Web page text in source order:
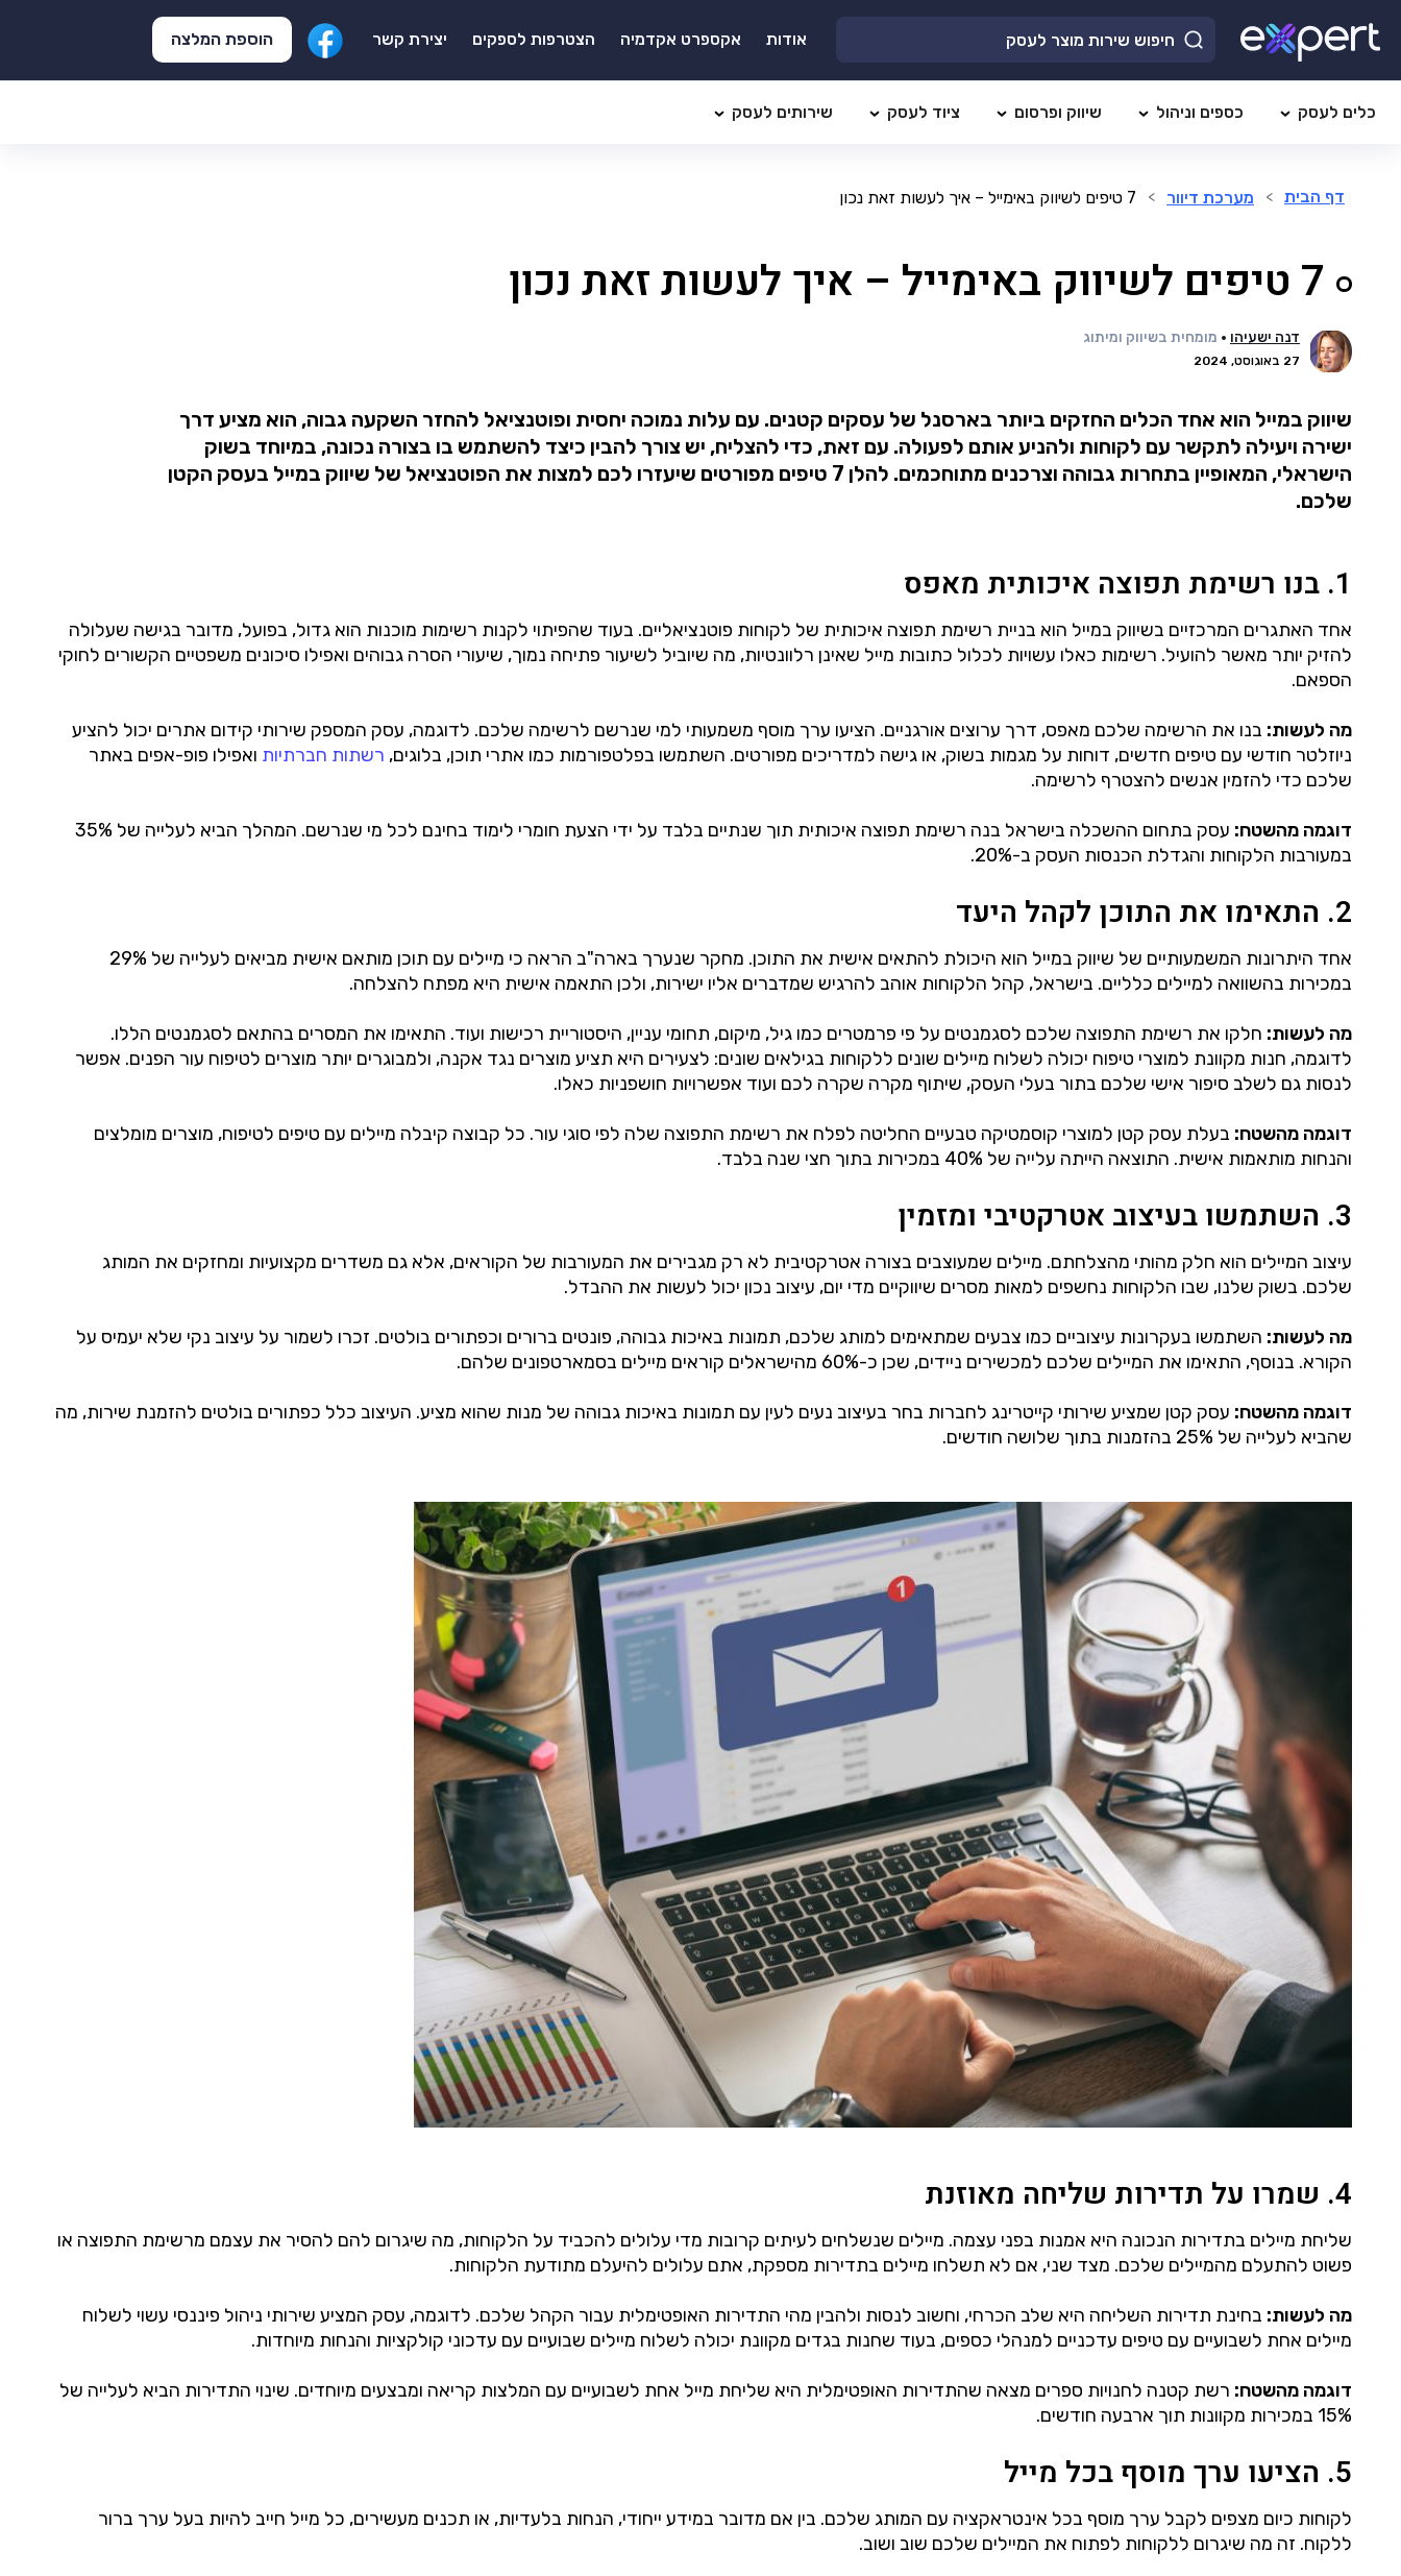
אודות אקספרט אקדמיה הצטרפות לספקים יצירת קשר הוספת המלצה
כלים לעסק כספים וניהול שיווק ופרסום ציוד לעסק שירותים לעסק
דף הבית > מערכת דיוור > 7 טיפים לשיווק באימייל – איך לעשות זאת נכון
7 טיפים לשיווק באימייל – איך לעשות זאת נכון
דנה ישעיהו מומחית בשיווק ומיתוג
27 באוגוסט, 2024
שיווק במייל הוא אחד הכלים החזקים ביותר בארסנל של עסקים קטנים. עם עלות נמוכה יחסית ופוטנציאל להחזר השקעה גבוה, הוא מציע דרך
ישירה ויעילה לתקשר עם לקוחות ולהניע אותם לפעולה. עם זאת, כדי להצליח, יש צורך להבין כיצד להשתמש בו בצורה נכונה, במיוחד בשוק
הישראלי, המאופיין בתחרות גבוהה וצרכנים מתוחכמים. להלן 7 טיפים מפורטים שיעזרו לכם למצות את הפוטנציאל של שיווק במייל בעסק הקטן
שלכם.
1. בנו רשימת תפוצה איכותית מאפס
אחד האתגרים המרכזיים בשיווק במייל הוא בניית רשימת תפוצה איכותית של לקוחות פוטנציאליים. בעוד שהפיתוי לקנות רשימות מוכנות הוא גדול, בפועל, מדובר בגישה שעלולה
להזיק יותר מאשר להועיל. רשימות כאלו עשויות לכלול כתובות מייל שאינן רלוונטיות, מה שיוביל לשיעור פתיחה נמוך, שיעורי הסרה גבוהים ואפילו סיכונים משפטיים הקשורים לחוקי
הספאם.
מה לעשות: בנו את הרשימה שלכם מאפס, דרך ערוצים אורגניים. הציעו ערך מוסף משמעותי למי שנרשם לרשימה שלכם. לדוגמה, עסק המספק שירותי קידום אתרים יכול להציע
ניוזלטר חודשי עם טיפים חדשים, דוחות על מגמות בשוק, או גישה למדריכים מפורטים. השתמשו בפלטפורמות כמו אתרי תוכן, בלוגים, רשתות חברתיות ואפילו פופ-אפים באתר
שלכם כדי להזמין אנשים להצטרף לרשימה.
דוגמה מהשטח:
עסק בתחום ההשכלה בישראל בנה רשימת תפוצה איכותית תוך שנתיים בלבד על ידי הצעת חומרי לימוד בחינם לכל מי שנרשם. המהלך הביא לעלייה של 35%
במעורבות הלקוחות והגדלת הכנסות העסק ב-20%.
2. התאימו את התוכן לקהל היעד
אחד היתרונות המשמעותיים של שיווק במייל הוא היכולת להתאים אישית את התוכן. מחקר שנערך בארה"ב הראה כי מיילים עם תוכן מותאם אישית מביאים לעלייה של 29%
במכירות בהשוואה למיילים כלליים. בישראל, קהל הלקוחות אוהב להרגיש שמדברים אליו ישירות, ולכן התאמה אישית היא מפתח להצלחה.
מה לעשות: חלקו את רשימת התפוצה שלכם לסגמנטים על פי פרמטרים כמו גיל, מיקום, תחומי עניין, היסטוריית רכישות ועוד. התאימו את המסרים בהתאם לסגמנטים הללו.
לדוגמה, חנות מקוונת למוצרי טיפוח יכולה לשלוח מיילים שונים ללקוחות בגילאים שונים: לצעירים היא תציע מוצרים נגד אקנה, ולמבוגרים יותר מוצרים לטיפוח עור הפנים. אפשר
לנסות גם לשלב סיפור אישי שלכם בתור בעלי העסק, שיתוף מקרה שקרה לכם ועוד אפשרויות חושפניות כאלו.
דוגמה מהשטח: בעלת עסק קטן למוצרי קוסמטיקה טבעיים החליטה לפלח את רשימת התפוצה שלה לפי סוגי עור. כל קבוצה קיבלה מיילים עם טיפים לטיפוח, מוצרים מומלצים
והנחות מותאמות אישית. התוצאה הייתה עלייה של 40% במכירות בתוך חצי שנה בלבד.
3. השתמשו בעיצוב אטרקטיבי ומזמין
עיצוב המיילים הוא חלק מהותי מהצלחתם. מיילים שמעוצבים בצורה אטרקטיבית לא רק מגבירים את המעורבות של הקוראים, אלא גם משדרים מקצועיות ומחזקים את המותג
שלכם. בשוק שלנו, שבו הלקוחות נחשפים למאות מסרים שיווקיים מדי יום, עיצוב נכון יכול לעשות את ההבדל.
מה לעשות: השתמשו בעקרונות עיצוביים כמו צבעים שמתאימים למותג שלכם, תמונות באיכות גבוהה, פונטים ברורים וכפתורים בולטים. זכרו לשמור על עיצוב נקי שלא יעמיס על
הקורא. בנוסף, התאימו את המיילים שלכם למכשירים ניידים, שכן כ-60% מהישראלים קוראים מיילים בסמארטפונים שלהם.
דוגמה מהשטח: עסק קטן שמציע שירותי קייטרינג לחברות בחר בעיצוב נעים לעין עם תמונות באיכות גבוהה של מנות שהוא מציע. העיצוב כלל כפתורים בולטים להזמנת שירות, מה
שהביא לעלייה של 25% בהזמנות בתוך שלושה חודשים.
4. שמרו על תדירות שליחה מאוזנת
שליחת מיילים בתדירות הנכונה היא אמנות בפני עצמה. מיילים שנשלחים לעיתים קרובות מדי עלולים להכביד על הלקוחות, מה שיגרום להם להסיר את עצמם מרשימת התפוצה או
פשוט להתעלם מהמיילים שלכם. מצד שני, אם לא תשלחו מיילים בתדירות מספקת, אתם עלולים להיעלם מתודעת הלקוחות.
מה לעשות: בחינת תדירות השליחה היא שלב הכרחי, וחשוב לנסות ולהבין מהי התדירות האופטימלית עבור הקהל שלכם. לדוגמה, עסק המציע שירותי ניהול פיננסי עשוי לשלוח
מיילים אחת לשבועיים עם טיפים עדכניים למנהלי כספים, בעוד שחנות בגדים מקוונת יכולה לשלוח מיילים שבועיים עם עדכוני קולקציות והנחות מיוחדות.
דוגמה מהשטח: רשת קטנה לחנויות ספרים מצאה שהתדירות האופטימלית היא שליחת מייל אחת לשבועיים עם המלצות קריאה ומבצעים מיוחדים. שינוי התדירות הביא לעלייה של
15% במכירות מקוונות תוך ארבעה חודשים.
5. הציעו ערך מוסף בכל מייל
לקוחות כיום מצפים לקבל ערך מוסף בכל אינטראקציה עם המותג שלכם. בין אם מדובר במידע ייחודי, הנחות בלעדיות, או תכנים מעשירים, כל מייל חייב להיות בעל ערך ברור
ללקוח. זה מה שיגרום ללקוחות לפתוח את המיילים שלכם שוב ושוב.